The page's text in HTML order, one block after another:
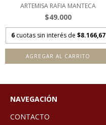
ARTEMISA RAFIA MANTECA
$49.000
6 cuotas sin interés de $8.166,67
AGREGAR AL CARRITO
NAVEGACIÓN
CONTACTO